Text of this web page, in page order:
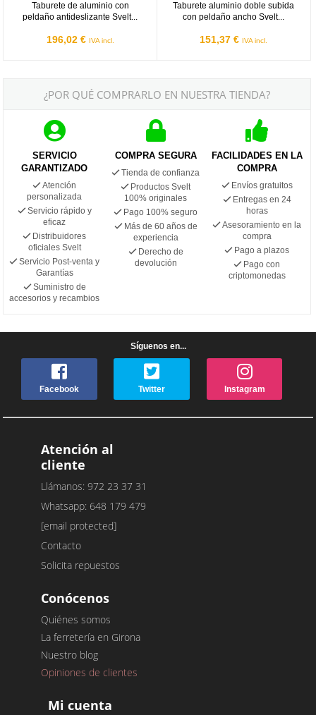
Taburete de aluminio con
peldaño antideslizante Svelt...
196,02 € IVA incl.
Taburete aluminio doble subida
con peldaño ancho Svelt...
151,37 € IVA incl.
¿POR QUÉ COMPRARLO EN NUESTRA TIENDA?
SERVICIO
GARANTIZADO
Atención
personalizada
Servicio rápido y
eficaz
Distribuidores
oficiales Svelt
Servicio Post-venta y
Garantías
Suministro de
accesorios y recambios
COMPRA SEGURA
Tienda de confianza
Productos Svelt
100% originales
Pago 100% seguro
Más de 60 años de
experiencia
Derecho de
devolución
FACILIDADES EN LA
COMPRA
Envíos gratuitos
Entregas en 24
horas
Asesoramiento en la
compra
Pago a plazos
Pago con
criptomonedas
Síguenos en...
Facebook Twitter Instagram
Atención al
cliente
Llámanos: 972 23 37 31
Whatsapp: 648 179 479
[email protected]
Contacto
Solicita repuestos
Conócenos
Quiénes somos
La ferretería en Girona
Nuestro blog
Opiniones de clientes
Mi cuenta